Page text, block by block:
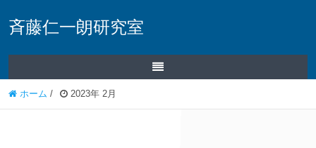
斉藤仁一朗研究室
ホーム / 2023年 2月